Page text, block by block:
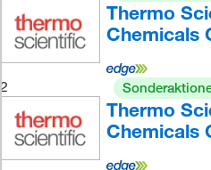
Thermo
Chemicals
2
Thermo
Chemicals